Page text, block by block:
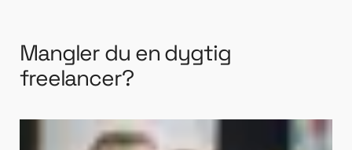
Mangler du en dygtig
freelancer?